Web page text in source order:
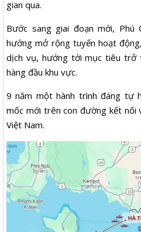
gian qua.
Bước sang giai đoạn mới, Phú
hướng mở rộng tuyến hoạt
dịch vụ, hướng tới mục tiêu trở
hàng đầu khu vực.
9 năm một hành trình đáng tự
mốc mới trên con đường kết nối
Việt Nam.